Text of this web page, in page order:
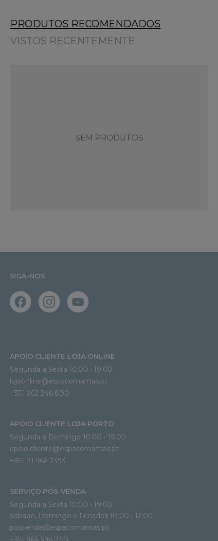
PRODUTOS RECOMENDADOS
VISTOS RECENTEMENTE
SEM PRODUTOS
SIGA-NOS
APOIO CLIENTE LOJA ONLINE
Segunda a Sexta 10:00 › 19:00
lojaonline@espacomamas.pt
+351 962 246 800
APOIO CLIENTE LOJA PORTO
Segunda a Domingo 10:00 › 19:00
apoio.cliente@espacomamas.pt
+351 91 962 2393
SERVIÇO PÓS-VENDA
Segunda a Sexta 10:00 › 19:00
Sábado, Domingo e Feriados 10:00 › 12:00
posvenda@espacomamas.pt